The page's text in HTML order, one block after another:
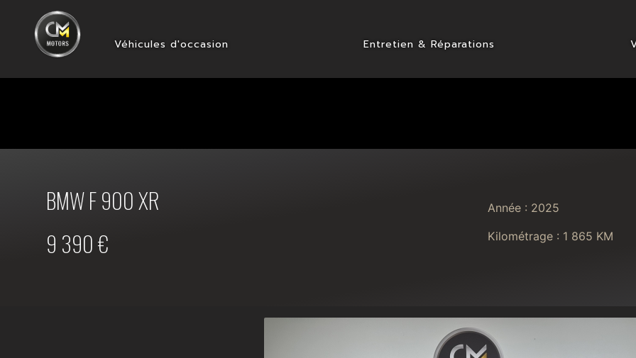
Véhicules d'occasion Entretien & Réparations
BMW F 900 XR
9 390 €
Année : 2025
Kilométrage : 1 865 KM